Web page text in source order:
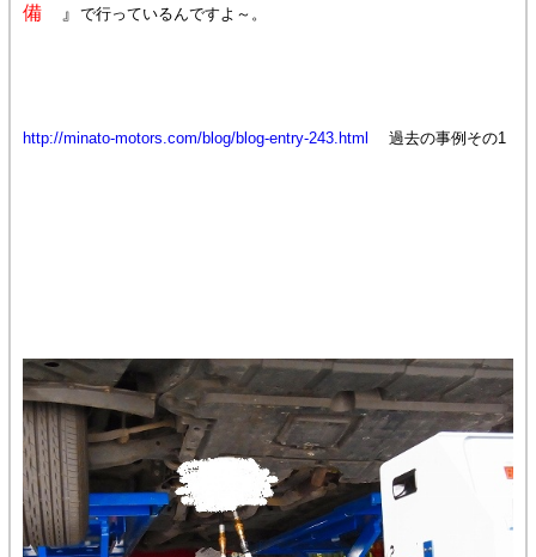
備』 で行っているんですよ～。
http://minato-motors.com/blog/blog-entry-243.html 過去の事例その1